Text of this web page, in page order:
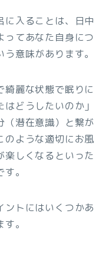
に入ることは、日中
ってあなた自身につ
意味があります。
綺麗な状態で眠りに
どうしたいのか」
（潜在意識）と繋が
のような適切にお風
楽しくなるといった
。
ントにはいくつかあ
。